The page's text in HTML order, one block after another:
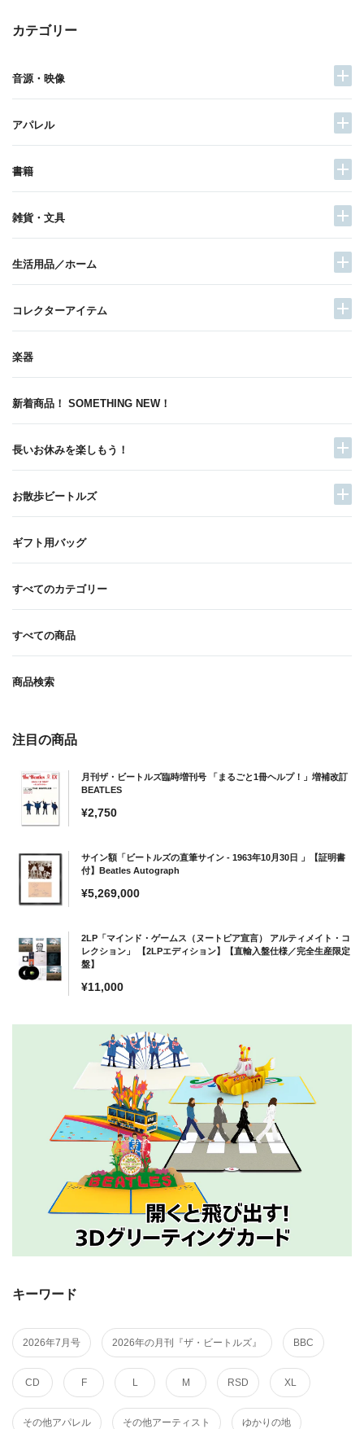
カテゴリー
音源・映像
アパレル
書籍
雑貨・文具
生活用品／ホーム
コレクターアイテム
楽器
新着商品！ SOMETHING NEW！
長いお休みを楽しもう！
お散歩ビートルズ
ギフト用バッグ
すべてのカテゴリー
すべての商品
商品検索
注目の商品
月刊ザ・ビートルズ臨時増刊号 「まるごと1冊ヘルプ！」増補改訂
BEATLES
通
格
¥2,750
サイン額「ビートルズの直筆サイン - 1963年10月30日 」【証明書
付】Beatles Autograph
通
格
¥5,269,000
2LP「マインド・ゲームス（ヌートピア宣言） アルティメイト・コ
レクション」 【2LPエディション】【直輸入盤仕様／完全生産限定
盤】
通
¥11,000
キーワード
2026年7月号 2026年の月刊『ザ・ビートルズ』 BBC
CD F L M RSD XL
その他アパレル その他アーティスト ゆかりの地